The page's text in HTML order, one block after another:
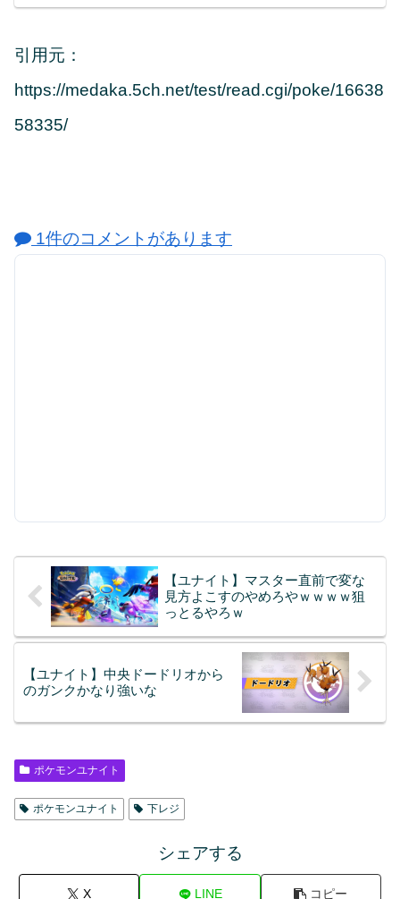
引用元：
https://medaka.5ch.net/test/read.cgi/poke/16638
58335/
1件のコメントがあります
【ユナイト】マスター直前で変な
見方よこすのやめろやｗｗｗｗ狙
っとるやろｗ
【ユナイト】中央ドードリオから
のガンクかなり強いな
ポケモンユナイト
ポケモンユナイト 下レジ
シェアする
X LINE コピー